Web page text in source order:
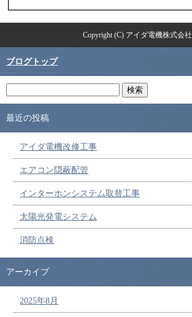
Copyright (C) アイダ電機株式会社
ブログトップ
最近の投稿
アイダ電機改修工事
エアコン隠蔽配管
インターホンシステム取替工事
太陽光発電システム
消防点検
アーカイブ
2025年8月